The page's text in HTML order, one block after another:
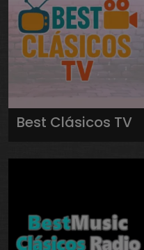
Best Clásicos TV